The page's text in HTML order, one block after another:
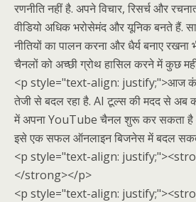
रणनीति नहीं है. अपने विचार, रिसर्च और
वीडियो अधिक भरोसेमंद और यूनिक बनते हैं.
नीतियों का पालन करना और धैर्य बनाए
चैनलों को अच्छी ग्रोथ हासिल करने में कुछ
<p style="text-align: justify;">आज
तेजी से बदल रहा है. AI टूल्स की मदद से अब
में अपना YouTube चैनल शुरू कर सकता है
इसे एक सफल ऑनलाइन बिजनेस में बदल
<p style="text-align:
</strong></p>
<p style="text-align: